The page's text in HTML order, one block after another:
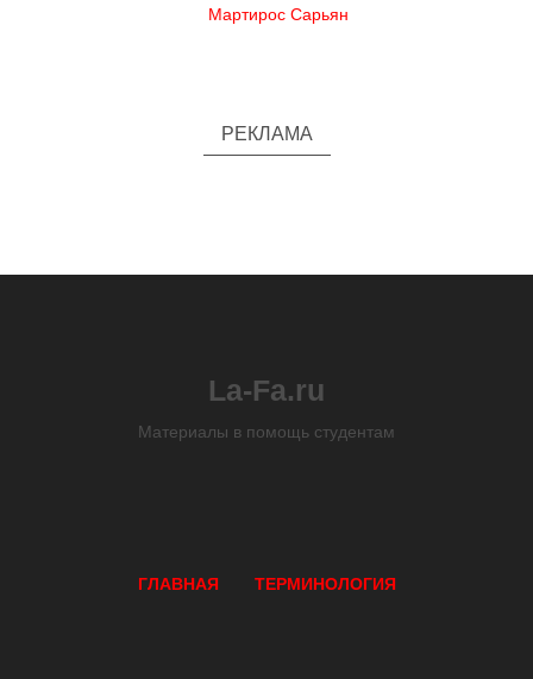
Мартирос Сарьян
РЕКЛАМА
La-Fa.ru
Материалы в помощь студентам
ГЛАВНАЯ ТЕРМИНОЛОГИЯ